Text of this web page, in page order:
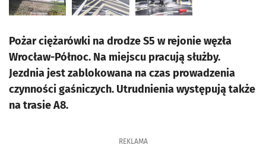
Pożar ciężarówki na drodze S5 w rejonie węzła
Wrocław-Północ. Na miejscu pracują służby.
Jezdnia jest zablokowana na czas prowadzenia
czynności gaśniczych. Utrudnienia występują także
na trasie A8.
REKLAMA